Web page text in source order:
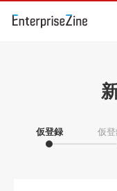
仮登録 仮